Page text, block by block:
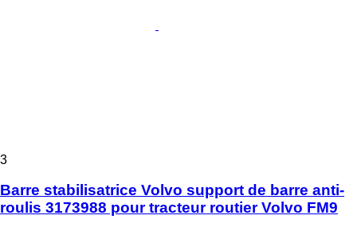
3
Barre stabilisatrice Volvo support de barre anti-
roulis 3173988 pour tracteur routier Volvo FM9